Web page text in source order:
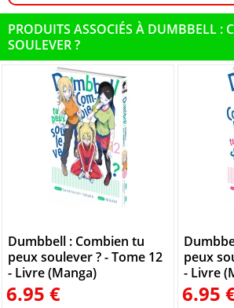
PRODUITS ASSOCIÉS À DUMBBELL :
SOULEVER ?
Dumbbell : Combien tu
peux soulever ? - Tome 12
- Livre (Manga)
6.95 €
peux
- Livre
6.95